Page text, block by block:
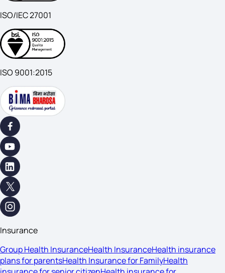
ISO/IEC 27001
ISO 9001:2015
Insurance
Group Health InsuranceHealth InsuranceHealth insurance
plans for parentsHealth Insurance for FamilyHealth